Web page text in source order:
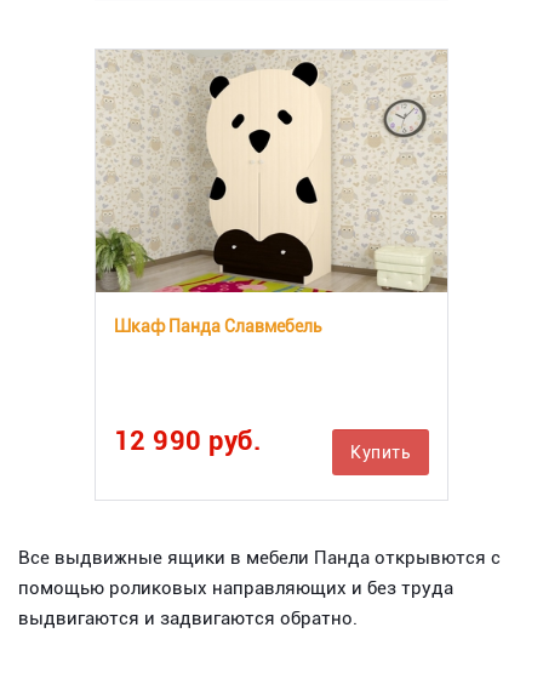
Шкаф Панда Славмебель
12 990 руб. Купить
Все выдвижные ящики в мебели Панда открывются с
помощью роликовых направляющих и без труда
выдвигаются и задвигаются обратно.